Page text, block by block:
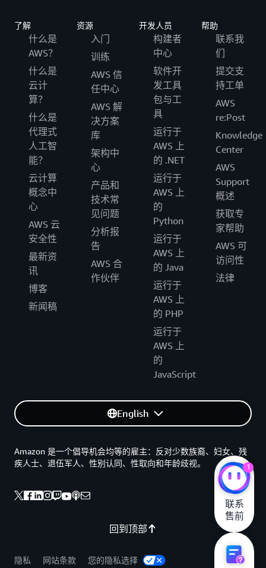
了解
什么是
AWS？
什么是
云计
算？
什么是
代理式
人工智
能？
云计算
概念中
心
AWS 云
安全性
最新资
讯
博客
新闻稿
资源
入门
训练
AWS 信
任中心
AWS 解
决方案
库
架构中
心
产品和
技术常
见问题
分析报
告
AWS 合
作伙伴
开发人员
构建者
中心
软件开
发工具
包与工
具
运行于
AWS 上
的 .NET
运行于
AWS 上
的
Python
运行于
AWS 上
的 Java
运行于
AWS 上
的 PHP
运行于
AWS 上
的
JavaScript
帮助
联系我
们
提交支
持工单
AWS
re:Post
Knowledge
Center
AWS
Support
概述
获取专
家帮助
AWS 可
访问性
法律
English
回到顶部
Amazon 是一个倡导机会均等的雇主：反对少数族裔、妇女、残
疾人士、退伍军人、性别认同、性取向和年龄歧视。
隐私 网站条款 您的隐私选择
1
联系
售前